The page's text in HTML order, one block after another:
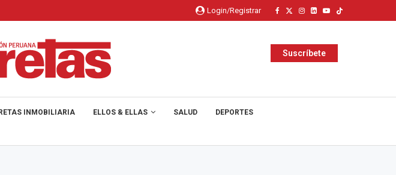
Login/Registrar
Suscríbete
INMOBILIARIA ELLOS & ELLAS SALUD DEPORTES